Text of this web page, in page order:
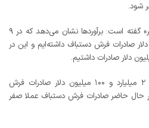
شود.
«حامد چمن رخ» به خبرگزاری «مهر» گفته است: برآوردها نشان می‌دهد که در ۹
مجموع ۳۵ میلیون دلار صادرات فرش دستباف داشته‌ایم و این در
حتی در حدود سال ۱۳۷۴ حدود ۲ میلیارد و ۱۰۰ میلیون دلار صادرات فرش
در حال حاضر صادرات فرش دستباف عملا صفر